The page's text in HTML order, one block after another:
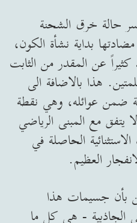
حالة خرق الشحنة
بداية نشأة الكون،
عن المقدر من الثابت
هذا بالاضافة الى
ضمن عوائله، وهي نقطة
يتفق مع المبنى الرياضي
الحاصلة في
العظيم.
بأن جسيمات هذا
الجاذبية - هي كل ما